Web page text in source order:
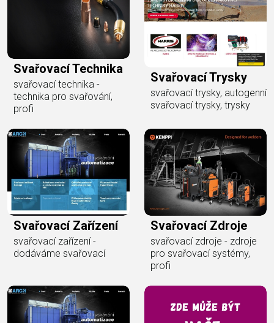
Svařovací Technika
svařovací technika -
technika pro svařování,
profi
Svařovací Trysky
svařovací trysky, autogenní
svařovací trysky, trysky
Svařovací Zařízení
svařovací zařízení -
dodáváme svařovací
Svařovací Zdroje
svařovací zdroje - zdroje
pro svařovací systémy,
profi